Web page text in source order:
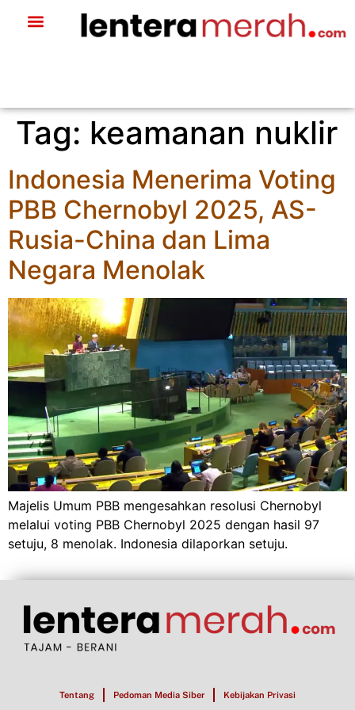
Tag: keamanan nuklir
Indonesia Menerima Voting
PBB Chernobyl 2025, AS-
Rusia-China dan Lima
Negara Menolak
Majelis Umum PBB mengesahkan resolusi Chernobyl
melalui voting PBB Chernobyl 2025 dengan hasil 97
setuju, 8 menolak. Indonesia dilaporkan setuju.
Tentang Pedoman Media Siber Kebijakan Privasi